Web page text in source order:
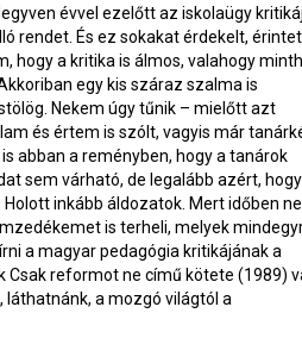
évvel ezelőtt az iskolaügy
rendet. És ez sokakat érdekelt,
hogy a kritika is álmos, valahogy
egy kis száraz szalma is
Nekem úgy tűnik – mielőtt azt
és értem is szólt, vagyis már
abban a reményben, hogy a tanárok
sem várható, de legalább azért,
inkább áldozatok. Mert időben
is terheli, melyek
a magyar pedagógia kritikájának a
Csak reformot ne című kötete (1989)
a mozgó világtól a